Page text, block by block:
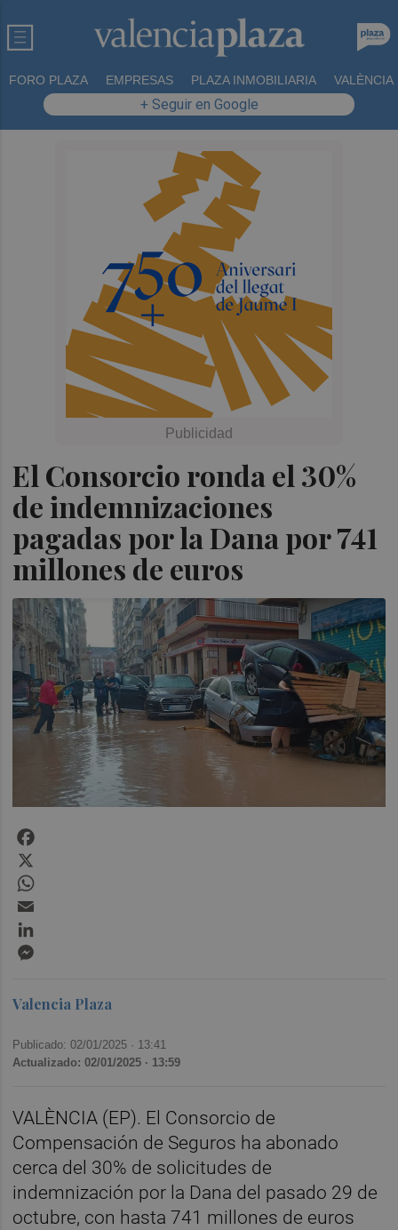
FORO PLAZA EMPRESAS PLAZA INMOBILIARIA VALÈNCIA
+ Seguir en Google
El Consorcio ronda el 30%
de indemnizaciones
pagadas por la Dana por 741
millones de euros
Valencia Plaza
Publicado: 02/01/2025 · 13:41
Actualizado: 02/01/2025 · 13:59
VALÈNCIA (EP). El Consorcio de
Compensación de Seguros ha abonado
cerca del 30% de solicitudes de
indemnización por la Dana del pasado 29 de
octubre, con hasta 741 millones de euros